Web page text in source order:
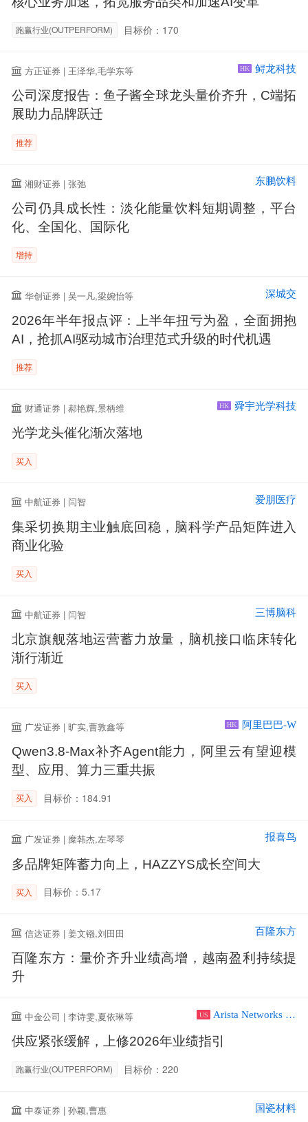
跑赢行业(OUTPERFORM) 目标价：170
方正证券 | 王泽华,毛学东等 HK 鲟龙科技
公司深度报告：鱼子酱全球龙头量价齐升，C端拓
展助力品牌跃迁
推荐
湘财证券 | 张弛 东鹏饮料
公司仍具成长性：淡化能量饮料短期调整，平台
化、全国化、国际化
增持
华创证券 | 吴一凡,梁婉怡等 深城交
2026年半年报点评：上半年扭亏为盈，全面拥抱
AI，抢抓AI驱动城市治理范式升级的时代机遇
推荐
财通证券 | 郝艳辉,景柄维 HK 舜宇光学科技
光学龙头催化渐次落地
买入
中航证券 | 闫智 爱朋医疗
集采切换期主业触底回稳，脑科学产品矩阵进入
商业化验
买入
中航证券 | 闫智 三博脑科
北京旗舰落地运营蓄力放量，脑机接口临床转化
渐行渐近
买入
广发证券 | 旷实,曹敦鑫等 HK 阿里巴巴-W
Qwen3.8-Max补齐Agent能力，阿里云有望迎模
型、应用、算力三重共振
买入 目标价：184.91
广发证券 | 糜韩杰,左琴琴 报喜鸟
多品牌矩阵蓄力向上，HAZZYS成长空间大
买入 目标价：5.17
信达证券 | 姜文镪,刘田田 百隆东方
百隆东方：量价齐升业绩高增，越南盈利持续提
升
中金公司 | 李诗雯,夏依琳等 US Arista Networks Inc
供应紧张缓解，上修2026年业绩指引
跑赢行业(OUTPERFORM) 目标价：220
中泰证券 | 孙颖,曹惠 国瓷材料